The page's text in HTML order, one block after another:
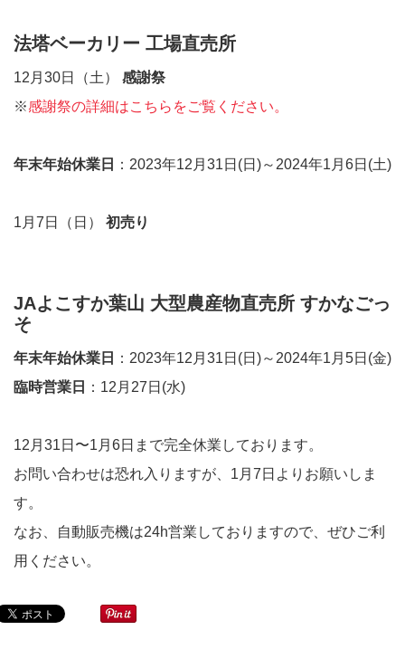
法塔ベーカリー 工場直売所
12月30日（土） 感謝祭
※感謝祭の詳細はこちらをご覧ください。
年末年始休業日 ：2023年12月31日(日)～2024年1月6日(土)
1月7日（日） 初売り
JAよこすか葉山 大型農産物直売所 すかなごっ
そ
年末年始休業日
：2023年12月31日(日)～2024年1月5日(金)
臨時営業日
：12月27日(水)
12月31日〜1月6日まで完全休業しております。
お問い合わせは恐れ入りますが、1月7日よりお願いしま
す。
なお、自動販売機は24h営業しておりますので、ぜひご利
用ください。